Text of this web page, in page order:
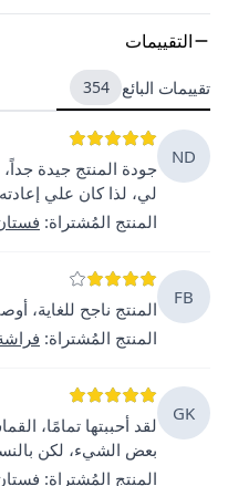
التقييمات
تقييمات البائع 354
ND
جودة المنتج جيدة
لي، لذا كان علي
المنتج المُشتراة:
FB
المنتج ناجح للغاية،
المنتج المُشتراة:
GK
لقد أحببتها تمامًا،
بعض الشيء، لكن
المنتج المُشتراة: